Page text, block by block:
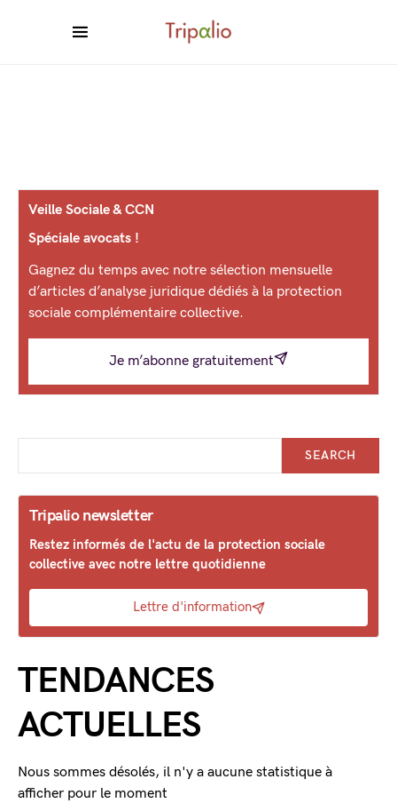
Veille Sociale & CCN
Spéciale avocats !
Gagnez du temps avec notre sélection mensuelle
d’articles d’analyse juridique dédiés à la protection
sociale complémentaire collective.
Je m’abonne gratuitement
SEARCH
Tripalio newsletter
Restez informés de l'actu de la protection sociale
collective avec notre lettre quotidienne
Lettre d'information
TENDANCES
ACTUELLES
Nous sommes désolés, il n'y a aucune statistique à
afficher pour le moment